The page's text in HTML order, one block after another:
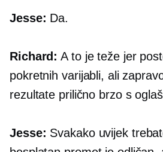
Jesse: Da.
Richard: A to je teže jer
pokretnih varijabli, ali
rezultate prilično brzo s
Jesse: Svakako uvijek